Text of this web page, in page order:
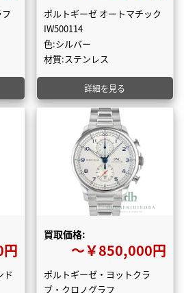
ポルトギーゼ オートマチック
IW500114
色:シルバー
材質:ステンレス
詳細を見る
ド
買取価格:
〜￥850,000円
ポルトギーゼ・ヨットクラ
ブ・クロノグラフ